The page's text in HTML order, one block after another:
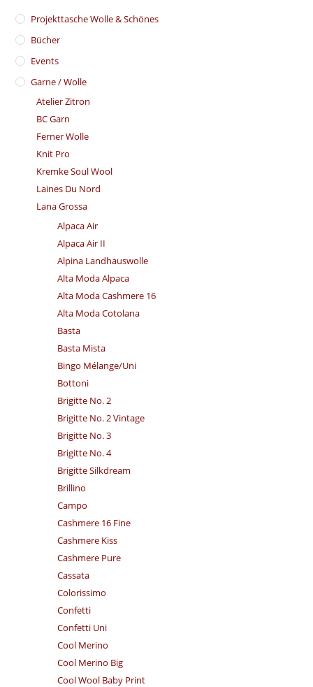
​Projekttasche Wolle & Schönes
Bücher
Events
Garne / Wolle
Atelier Zitron
BC Garn
Ferner Wolle
Knit Pro
Kremke Soul Wool
Laines Du Nord
Lana Grossa
Alpaca Air
Alpaca Air II
Alpina Landhauswolle
Alta Moda Alpaca
Alta Moda Cashmere 16
Alta Moda Cotolana
Basta
Basta Mista
Bingo Mélange/​Uni
Bottoni
Brigitte No. 2
Brigitte No. 2 Vintage
Brigitte No. 3
Brigitte No. 4
Brigitte Silkdream
Brillino
Campo
Cashmere 16 Fine
Cashmere Kiss
Cashmere Pure
Cassata
Colorissimo
Confetti
Confetti Uni
Cool Merino
Cool Merino Big
Cool Wool Baby Print